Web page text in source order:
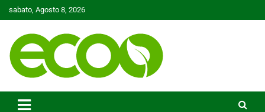
to
sabato, Agosto 8, 2026
Ecoo.it